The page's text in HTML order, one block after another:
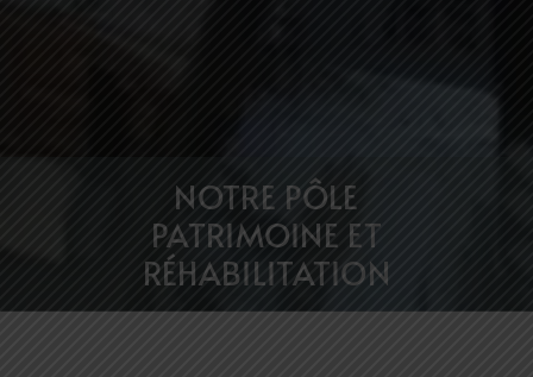
NOTRE PÔLE
PATRIMOINE ET
RÉHABILITATION